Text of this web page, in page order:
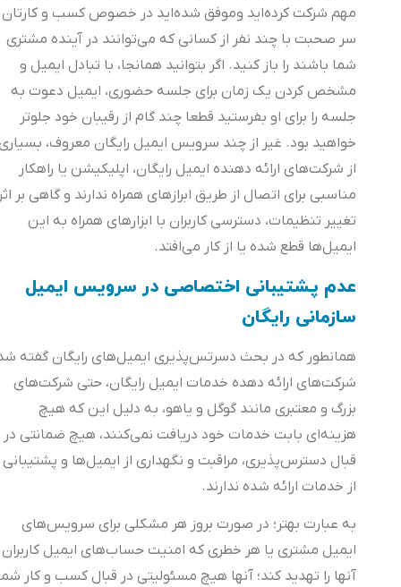
مهم شرکت کرده‌اید وموفق شده‌اید در خصوص کسب و کارتان
سر صحبت با چند نفر از کسانی که می‌توانند در آینده مشتری
شما باشند را باز کنید. اگر بتوانید همانجا، با تبادل ایمیل و
مشخص کردن یک زمان برای جلسه حضوری، ایمیل دعوت به
جلسه را برای او بفرستید قطعا چند گام از رقیبان خود جلوتر
خواهید بود. غیر از چند سرویس ایمیل رایگان معروف، بسیاری
از شرکت‌های ارائه دهنده ایمیل رایگان، اپلیکیشن یا راهکار
مناسبی برای اتصال از طریق ابرازهای همراه ندارند و گاهی بر اثر
تغییر تنظیمات، دسترسی کاربران با ابزارهای همراه به این
ایمیل‌ها قطع شده یا از کار می‌افتد.
عدم پشتیبانی اختصاصی در سرویس ایمیل
سازمانی رایگان
همانطور که در بحث دسرتس‌پذیری ایمیل‌های رایگان گفته شد،
شرکت‌های ارائه دهده خدمات ایمیل رایگان، حتی شرکت‌های
بزرگ و معتبری مانند گوگل و یاهو، به دلیل این که هیچ
هزینه‌ای بابت خدمات خود دریافت نمی‌کنند، هیچ ضمانتی در
قبال دسترس‌پذیری، مراقبت و نگهداری از ایمیل‌ها و پشتیبانی
از خدمات ارائه شده ندارند.
به عبارت بهتر؛ در صورت بروز هر مشکلی برای سرویس‌های
ایمیل مشتری یا هر خطری که امنیت حساب‌های ایمیل کاربران
آنها را تهدید کند؛ آنها هیچ مسئولیتی در قبال کسب و کار شما